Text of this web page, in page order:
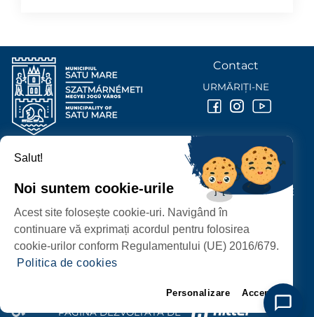
PROTECȚIA DATELOR PERSONALE
PAGINĂ DEZVOLTATĂ DE
PRIMĂRIA MUNICIPIULUI
P-ȚA 25 OCTOMBRIE, NR. 1 CORP M, 440026 SATU MARE
Contact
URMĂRIȚI-NE
Salut!
Noi suntem cookie-urile
Acest site folosește cookie-uri. Navigând în
continuare vă exprimați acordul pentru folosirea
cookie-urilor conform Regulamentului (UE) 2016/679.
Politica de cookies
Personalizare Accept